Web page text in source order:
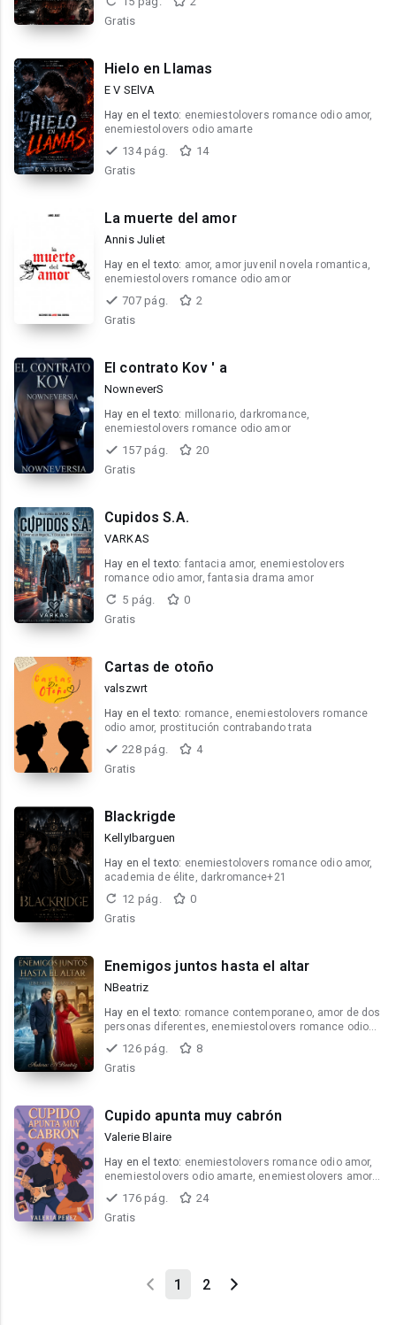
Gratis
Hielo en Llamas
E V SElVA
Hay en el texto: enemiestolovers romance odio amor,
enemiestolovers odio amarte
134 pág.
14
Gratis
La muerte del amor
Annis Juliet
Hay en el texto: amor, amor juvenil novela romantica,
enemiestolovers romance odio amor
707 pág.
2
Gratis
El contrato Kov ' a
NowneverS
Hay en el texto: millonario, darkromance,
enemiestolovers romance odio amor
157 pág.
20
Gratis
Cupidos S.A.
VARKAS
Hay en el texto: fantacia amor, enemiestolovers
romance odio amor, fantasia drama amor
5 pág.
0
Gratis
Cartas de otoño
valszwrt
Hay en el texto: romance, enemiestolovers romance
odio amor, prostitución contrabando trata
228 pág.
4
Gratis
Blackrigde
KellyIbarguen
Hay en el texto: enemiestolovers romance odio amor,
academia de élite, darkromance+21
12 pág.
0
Gratis
Enemigos juntos hasta el altar
NBeatriz
Hay en el texto: romance contemporaneo, amor de dos
personas diferentes, enemiestolovers romance odio
amor
126 pág.
8
Gratis
Cupido apunta muy cabrón
Valerie Blaire
Hay en el texto: enemiestolovers romance odio amor,
enemiestolovers odio amarte, enemiestolovers amor
prohibido
176 pág.
24
Gratis
1 2